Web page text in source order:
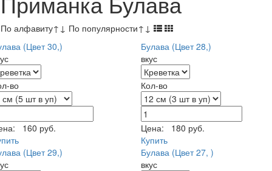
По алфавиту↑ ↓ По популярности↑ ↓
(Цвет 30,)
во
160 руб.
Булава (Цвет 28,)
вкус
Кол-во
Цена:
180 руб.
Купить
(Цвет 29,)
Булава (Цвет 27, )
вкус